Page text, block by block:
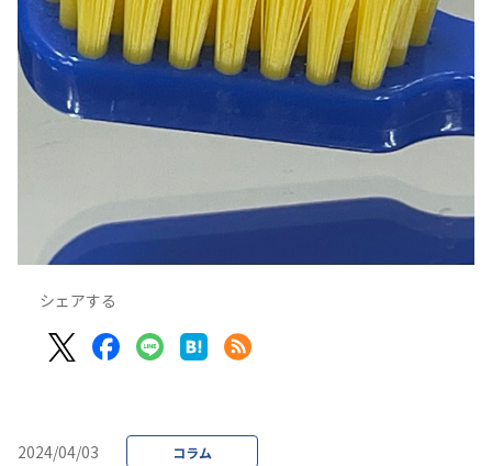
シェアする
2024/04/03 コラム